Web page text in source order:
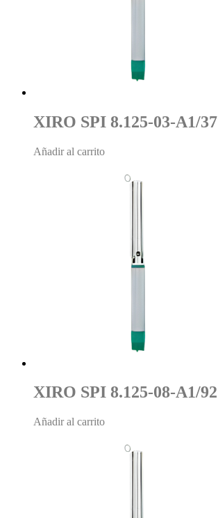
XIRO SPI 8.125-03-A1/37
Añadir al carrito
XIRO SPI 8.125-08-A1/92
Añadir al carrito